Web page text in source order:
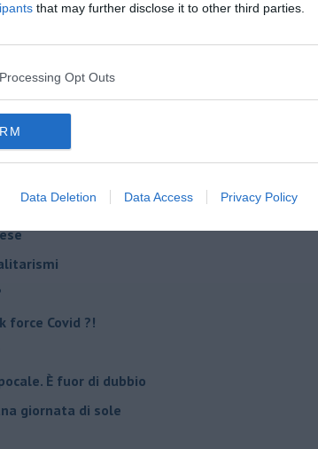
that may further disclose it to other third parties.
Opt Outs
Data Deletion Data Access Privacy Policy
troppo poco
d'Europa
force Covid ?!
È fuor di dubbio
giornata di sole